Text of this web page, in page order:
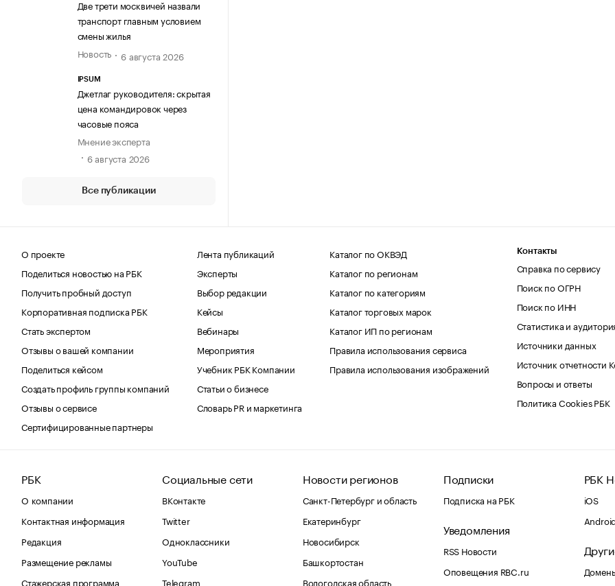
Две трети москвичей назвали
транспорт главным условием
смены жилья
Новость
6 августа 2026
IPSUM
Джетлаг руководителя: скрытая
цена командировок через
часовые пояса
Мнение эксперта
6 августа 2026
Все публикации
О проекте
Поделиться новостью на РБК
Получить пробный доступ
Корпоративная подписка РБК
Стать экспертом
Отзывы о вашей компании
Поделиться кейсом
Создать профиль группы компаний
Отзывы о сервисе
Сертифицированные партнеры
Лента публикаций
Эксперты
Выбор редакции
Кейсы
Вебинары
Мероприятия
Учебник РБК Компании
Статьи о бизнесе
Словарь PR и маркетинга
Каталог по ОКВЭД
Каталог по регионам
Каталог по категориям
Каталог торговых марок
Каталог ИП по регионам
Правила использования сервиса
Правила использования изображений
Контакты
Справка по сервису
Поиск по ОГРН
Поиск по ИНН
Статистика и
Источники данных
Источник отчетности
Вопросы и ответы
Политика Cookies РБК
РБК
О компании
Контактная информация
Редакция
Размещение рекламы
Стажерская программа
Социальные сети
ВКонтакте
Twitter
Одноклассники
YouTube
Telegram
Новости регионов
Санкт-Петербург и область
Екатеринбург
Новосибирск
Башкортостан
Вологодская область
Подписки
Подписка на РБК
Уведомления
RSS Новости
Оповещения RBC.ru
РБК
iOS